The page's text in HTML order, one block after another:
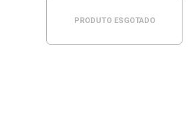
PRODUTO ESGOTADO